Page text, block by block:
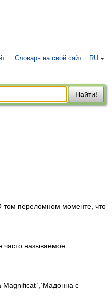
RU
Словарь на свой сайт
Найти!
том переломном моменте, что
часто называемое
Magnificat`,`Мадонна с